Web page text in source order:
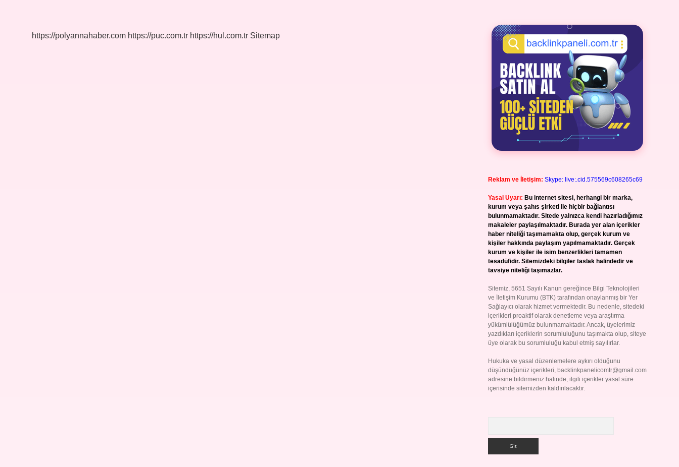
https://polyannahaber.com https://puc.com.tr https://hul.com.tr Sitemap
Reklam ve İletişim: Skype: live:.cid.575569c608265c69
Yasal Uyarı: Bu internet sitesi, herhangi bir marka,
kurum veya şahıs şirketi ile hiçbir bağlantısı
bulunmamaktadır. Sitede yalnızca kendi hazırladığımız
makaleler paylaşılmaktadır. Burada yer alan içerikler
haber niteliği taşımamakta olup, gerçek kurum ve
kişiler hakkında paylaşım yapılmamaktadır. Gerçek
kurum ve kişiler ile isim benzerlikleri tamamen
tesadüfidir. Sitemizdeki bilgiler taslak halindedir ve
tavsiye niteliği taşımazlar.
Sitemiz, 5651 Sayılı Kanun gereğince Bilgi Teknolojileri
ve İletişim Kurumu (BTK) tarafından onaylanmış bir Yer
Sağlayıcı olarak hizmet vermektedir. Bu nedenle, sitedeki
içerikleri proaktif olarak denetleme veya araştırma
yükümlülüğümüz bulunmamaktadır. Ancak, üyelerimiz
yazdıkları içeriklerin sorumluluğunu taşımakta olup, siteye
üye olarak bu sorumluluğu kabul etmiş sayılırlar.
Hukuka ve yasal düzenlemelere aykırı olduğunu
düşündüğünüz içerikleri, backlinkpanelicomtr@gmail.com
adresine bildirmeniz halinde, ilgili içerikler yasal süre
içerisinde sitemizden kaldırılacaktır.